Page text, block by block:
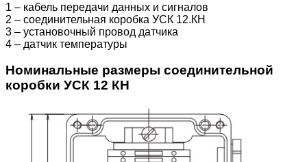
1 – кабель передачи данных и сигналов
2 – соединительная коробка УСК 12.КН
3 – установочный провод датчика
4 – датчик температуры
Номинальные размеры соединительной
коробки УСК 12 КН